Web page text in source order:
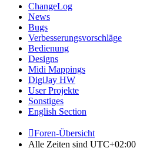
ChangeLog
News
Bugs
Verbesserungsvorschläge
Bedienung
Designs
Midi Mappings
DigiJay HW
User Projekte
Sonstiges
English Section
Foren-Übersicht
Alle Zeiten sind UTC+02:00